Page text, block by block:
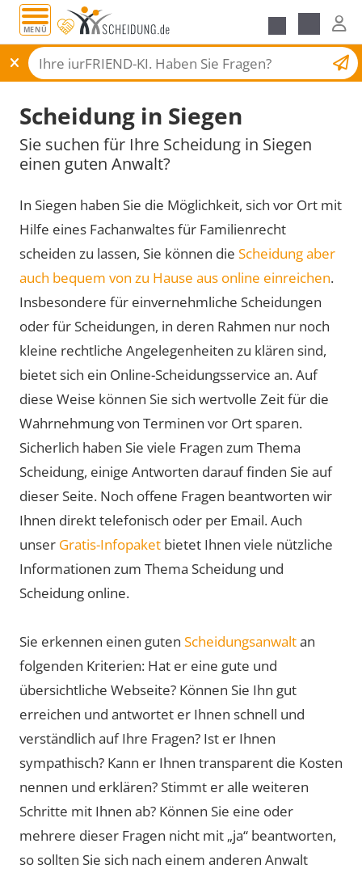
MENÜ
Scheidungsantrag
Scheidung in Siegen
Sie suchen für Ihre Scheidung in Siegen
einen guten Anwalt?
In Siegen haben Sie die Möglichkeit, sich vor Ort mit
Hilfe eines Fachanwaltes für Familienrecht
scheiden zu lassen, Sie können die Scheidung aber
auch bequem von zu Hause aus online einreichen.
Insbesondere für einvernehmliche Scheidungen
oder für Scheidungen, in deren Rahmen nur noch
kleine rechtliche Angelegenheiten zu klären sind,
bietet sich ein Online-Scheidungsservice an. Auf
diese Weise können Sie sich wertvolle Zeit für die
Wahrnehmung von Terminen vor Ort sparen.
Sicherlich haben Sie viele Fragen zum Thema
Scheidung, einige Antworten darauf finden Sie auf
dieser Seite. Noch offene Fragen beantworten wir
Ihnen direkt telefonisch oder per Email. Auch
unser Gratis-Infopaket bietet Ihnen viele nützliche
Informationen zum Thema Scheidung und
Scheidung online.
Sie erkennen einen guten Scheidungsanwaltan
folgenden Kriterien: Hat er eine gute und
übersichtliche Webseite? Können Sie Ihn gut
erreichen und antwortet er Ihnen schnell und
verständlich auf Ihre Fragen? Ist er Ihnen
sympathisch? Kann er Ihnen transparent die Kosten
nennen und erklären? Stimmt er alle weiteren
Schritte mit Ihnen ab? Können Sie eine oder
mehrere dieser Fragen nicht mit „ja“ beantworten,
so sollten Sie sich nach einem anderen Anwalt